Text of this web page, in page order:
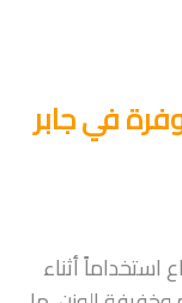
في جابر
أثناء